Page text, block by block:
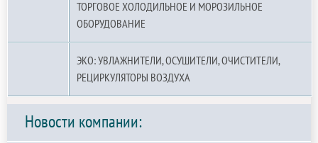
ТОРГОВОЕ ХОЛОДИЛЬНОЕ И МОРОЗИЛЬНОЕ
ОБОРУДОВАНИЕ
ЭКО: УВЛАЖНИТЕЛИ, ОСУШИТЕЛИ, ОЧИСТИТЕЛИ,
РЕЦИРКУЛЯТОРЫ ВОЗДУХА
Новости компании: